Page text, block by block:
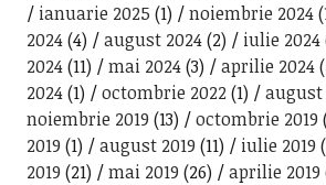
ianuarie 2025 (1) noiembrie 2024
2024(4) august 2024(2) iulie 2024
2024(11) mai 2024(3) aprilie 2024
2024(1) octombrie 2022(1) august
noiembrie 2019 (13) octombrie 2019
2019 (1) august 2019 (11) iulie 2019
2019 (21) mai 2019 (26) aprilie 2019